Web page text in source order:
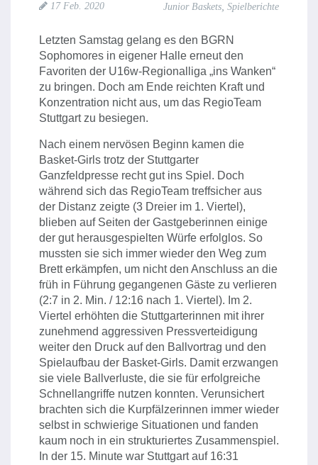
17 Feb. 2020 Junior Baskets Spielberichte
Letzten Samstag gelang es den BGRN
Sophomores in eigener Halle erneut den
Favoriten der U16w-Regionalliga „ins Wanken“
zu bringen. Doch am Ende reichten Kraft und
Konzentration nicht aus, um das RegioTeam
Stuttgart zu besiegen.
Nach einem nervösen Beginn kamen die
Basket-Girls trotz der Stuttgarter
Ganzfeldpresse recht gut ins Spiel. Doch
während sich das RegioTeam treffsicher aus
der Distanz zeigte (3 Dreier im 1. Viertel),
blieben auf Seiten der Gastgeberinnen einige
der gut herausgespielten Würfe erfolglos. So
mussten sie sich immer wieder den Weg zum
Brett erkämpfen, um nicht den Anschluss an die
früh in Führung gegangenen Gäste zu verlieren
(2:7 in 2. Min. / 12:16 nach 1. Viertel). Im 2.
Viertel erhöhten die Stuttgarterinnen mit ihrer
zunehmend aggressiven Pressverteidigung
weiter den Druck auf den Ballvortrag und den
Spielaufbau der Basket-Girls. Damit erzwangen
sie viele Ballverluste, die sie für erfolgreiche
Schnellangriffe nutzen konnten. Verunsichert
brachten sich die Kurpfälzerinnen immer wieder
selbst in schwierige Situationen und fanden
kaum noch in ein strukturiertes Zusammenspiel.
In der 15. Minute war Stuttgart auf 16:31